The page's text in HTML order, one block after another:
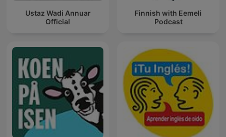
Ustaz Wadi Annuar
Official
Finnish with Eemeli
Podcast